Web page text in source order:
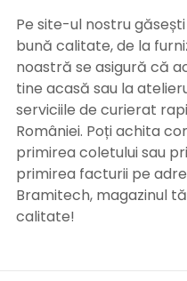
Pe site-ul nostru
bună calitate, de la
noastră se asigură că
tine acasă sau la
serviciile de curierat
României. Poți achita
primirea coletului sau
primirea facturii pe
Bramitech, magazinul
calitate!